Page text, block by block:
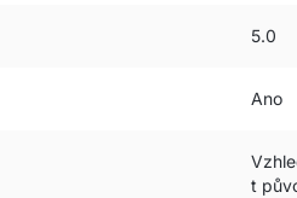
5.0
Ano
t